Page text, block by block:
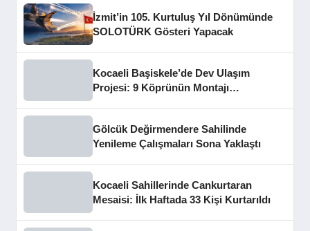
İzmit’in 105. Kurtuluş Yıl Dönümünde
SOLOTÜRK Gösteri Yapacak
Kocaeli Başiskele’de Dev Ulaşım
Projesi: 9 Köprünün Montajı
Gölcük Değirmendere Sahilinde
Yenileme Çalışmaları Sona Yaklaştı
Kocaeli Sahillerinde Cankurtaran
Mesaisi: İlk Haftada 33 Kişi Kurtarıldı